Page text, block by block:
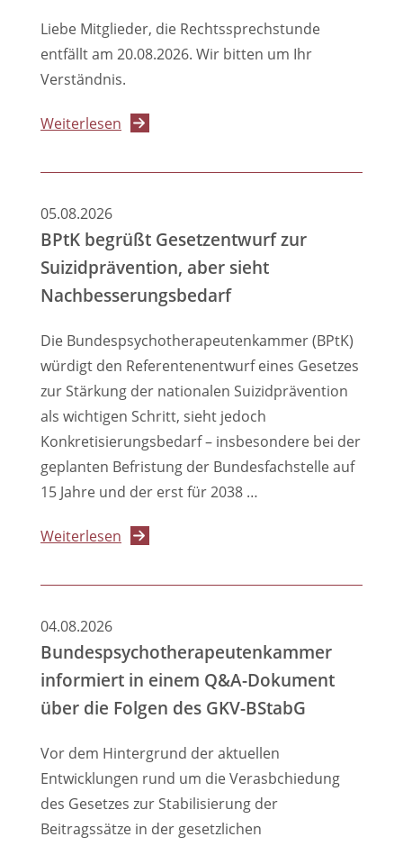
für
Online-
Fokusgruppe
gesucht
Liebe Mitglieder, die Rechtssprechstunde
entfällt am 20.08.2026. Wir bitten um Ihr
Verständnis.
Weiterlesen über
entfällt
05.08.2026
BPtK begrüßt Gesetzentwurf zur
Suizidprävention, aber sieht
Nachbesserungsbedarf
Die Bundespsychotherapeutenkammer (BPtK)
würdigt den Referentenentwurf eines Gesetzes
zur Stärkung der nationalen Suizidprävention
als wichtigen Schritt, sieht jedoch
Konkretisierungsbedarf – insbesondere bei der
geplanten Befristung der Bundesfachstelle auf
15 Jahre und der erst für 2038 …
Weiterlesen über
begrüßt
Suizidprävention,
aber
sieht
04.08.2026
Bundespsychotherapeutenkammer
informiert in einem Q&A-Dokument
über die Folgen des GKV-BStabG
Vor dem Hintergrund der aktuellen
Entwicklungen rund um die Verasbchiedung
des Gesetzes zur Stabilisierung der
Beitragssätze in der gesetzlichen